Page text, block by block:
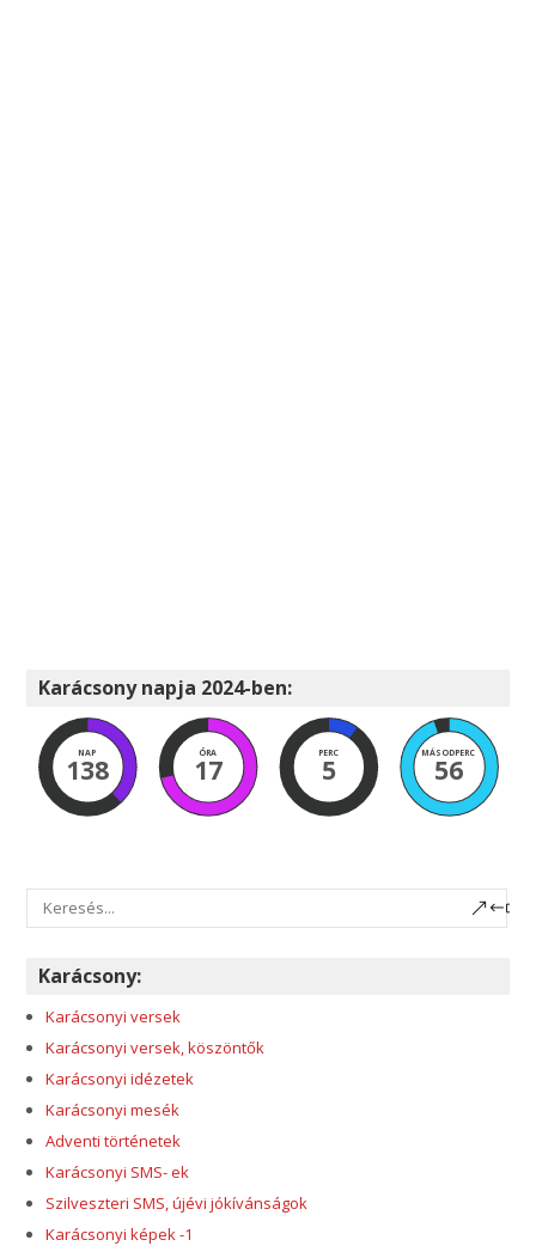
Karácsony napja 2024-ben:
NAP
138
ÓRA
17
PERC
5
MÁSODPERC
56
Karácsony:
Karácsonyi versek
Karácsonyi versek, köszöntők
Karácsonyi idézetek
Karácsonyi mesék
Adventi történetek
Karácsonyi SMS- ek
Szilveszteri SMS, újévi jókívánságok
Karácsonyi képek -1